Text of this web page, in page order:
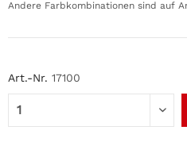
Art.-Nr. 17100
Andere Farbkombinationen sind auf